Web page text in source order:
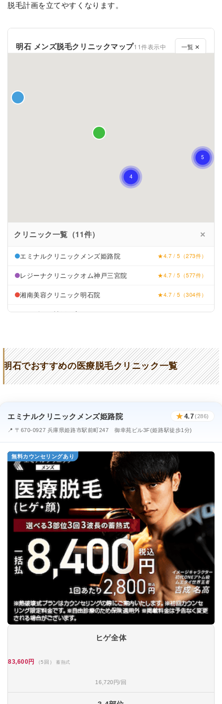
脱毛計画を立てやすくなります。
明石 メンズ脱毛クリニックマップ11件表示中 一覧 ✕
クリニック一覧（11件） ✕
エミナルクリニックメンズ姫路院 ★4.7 / 5（273件）
レジーナクリニックオム神戸三宮院 ★4.7 / 5（577件）
湘南美容クリニック明石院 ★4.7 / 5（304件）
メンズリゼ神戸三宮 ★4.4 / 5（130件）
ゴリラクリニック神戸三宮院 ★3.3 / 5（29件）
中央クリニックグループ神戸院 ★4.0 / 5（88件）
ベレッサ明石美容クリニック
明石いしだ形成外科 ★4.2 / 5（13件）
大西メディカルクリニック
明石でおすすめの医療脱毛クリニック一覧
エミナルクリニックメンズ姫路院 ★ 4.7(286)
📍 〒670-0927 兵庫県姫路市駅前町247 御幸苑ビル3F(姫路駅徒歩1分)
無料カウンセリングあり
ヒゲ全体
83,600円 （5回） 蓄熱式
16,720円/回